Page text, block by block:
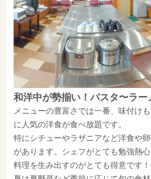
和洋中が勢揃い！パスタ〜ラー
メニューの豊富さでは一番、味付け
に人気の洋食が食べ放題です。
特にシチューやラザニアなど洋食や
があります。シェフがとても勉強熱
料理を生み出すのがとても得意です！